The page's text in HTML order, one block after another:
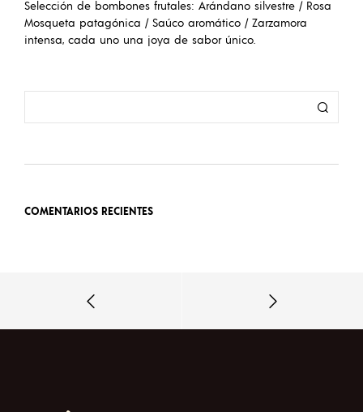
Selección de bombones frutales: Arándano silvestre / Rosa
Mosqueta patagónica / Saúco aromático / Zarzamora
intensa, cada uno una joya de sabor único.
COMENTARIOS RECIENTES